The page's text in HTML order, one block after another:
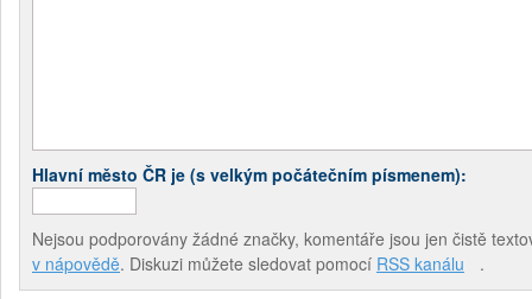
Hlavní město ČR je (s velkým počátečním písmenem):
Nejsou podporovány žádné značky, komentáře jsou jen čistě
v nápovědě. Diskuzi můžete sledovat pomocí RSS kanálu .